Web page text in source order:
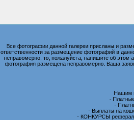
Все фотографии данной галереи присланы и
ответственности за размещение фотографий в
неправомерно, то, пожалуйста, напишите об этом
фотография размещена неправомерно. Ваша
Нашим
-
-
- Выплаты на
- КОНКУРСЫ